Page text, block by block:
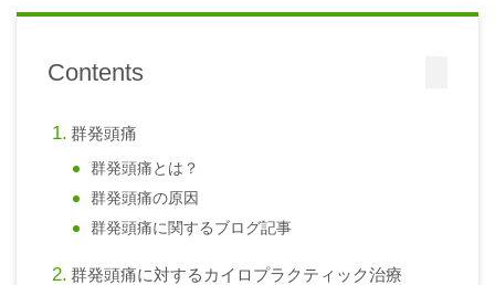
Contents
群発頭痛
群発頭痛とは？
群発頭痛の原因
群発頭痛に関するブログ記事
群発頭痛に対するカイロプラクティック治療